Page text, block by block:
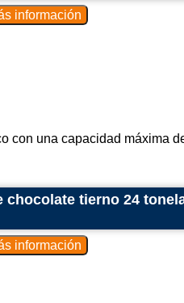
con una capacidad máxima
tierno 24